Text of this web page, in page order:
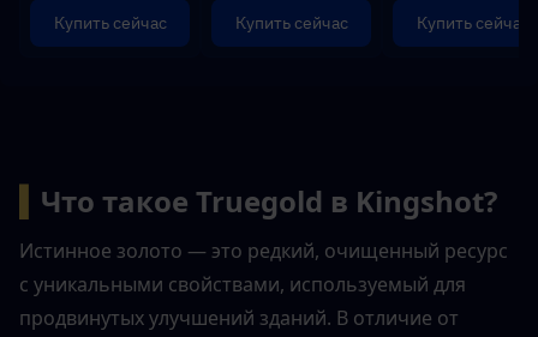
Купить сейчас Купить сейчас Купить сейчас
Что такое Truegold в Kingshot?
Истинное золото — это редкий, очищенный ресурс
с уникальными свойствами, используемый для
продвинутых улучшений зданий. В отличие от